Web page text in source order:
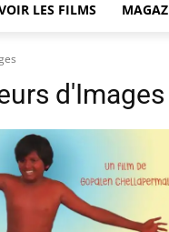
LES FILMS
d'Images